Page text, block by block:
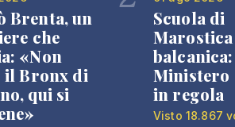
Brenta, un
che
«Non
il Bronx di
qui si
Scuola di
Ministero
in regola
Visto 18.867